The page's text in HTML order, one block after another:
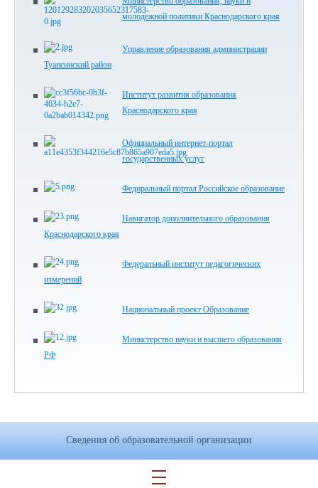
молодежной политики Краснодарского края
Управление образования администрации
Туапсинский район
Институт развития образования
Краснодарского края
Официальный интернет-портал
государственных услуг
Феднральный портал Российское образование
Навигатор дополнительного образования
Краснодарского края
Федеральный институт педагогических
измерений
Национальный проект Образование
Министерство науки и высшего образования
РФ
Сведения об образовательной организации